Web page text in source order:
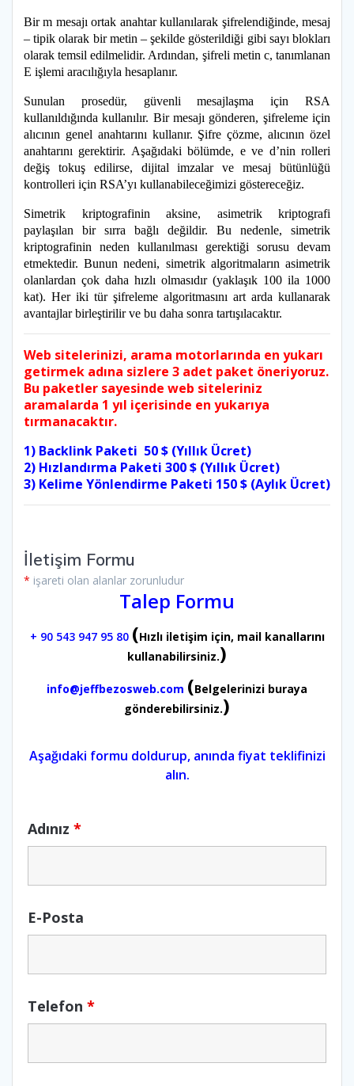
Bir m mesajı ortak anahtar kullanılarak şifrelendiğinde, mesaj
– tipik olarak bir metin – şekilde gösterildiği gibi sayı blokları
olarak temsil edilmelidir. Ardından, şifreli metin c, tanımlanan
E işlemi aracılığıyla hesaplanır.
Sunulan prosedür, güvenli mesajlaşma için RSA
kullanıldığında kullanılır. Bir mesajı gönderen, şifreleme için
alıcının genel anahtarını kullanır. Şifre çözme, alıcının özel
anahtarını gerektirir. Aşağıdaki bölümde, e ve d’nin rolleri
değiş tokuş edilirse, dijital imzalar ve mesaj bütünlüğü
kontrolleri için RSA’yı kullanabileceğimizi göstereceğiz.
Simetrik kriptografinin aksine, asimetrik kriptografi
paylaşılan bir sırra bağlı değildir. Bu nedenle, simetrik
kriptografinin neden kullanılması gerektiği sorusu devam
etmektedir. Bunun nedeni, simetrik algoritmaların asimetrik
olanlardan çok daha hızlı olmasıdır (yaklaşık 100 ila 1000
kat). Her iki tür şifreleme algoritmasını art arda kullanarak
avantajlar birleştirilir ve bu daha sonra tartışılacaktır.
Web sitelerinizi, arama motorlarında en yukarı
getirmek adına sizlere 3 adet paket öneriyoruz.
Bu paketler sayesinde web siteleriniz
aramalarda 1 yıl içerisinde en yukarıya
tırmanacaktır.
1) Backlink Paketi 50 $ (Yıllık Ücret)
2) Hızlandırma Paketi 300 $ (Yıllık Ücret)
3) Kelime Yönlendirme Paketi 150 $ (Aylık Ücret)
İletişim Formu
* işareti olan alanlar zorunludur
Talep Formu
+ 90 543 947 95 80 (Hızlı iletişim için, mail kanallarını
kullanabilirsiniz.)
info@jeffbezosweb.com (Belgelerinizi buraya
gönderebilirsiniz.)
Aşağıdaki formu doldurup, anında fiyat teklifinizi
alın.
Adınız *
E-Posta
Telefon *